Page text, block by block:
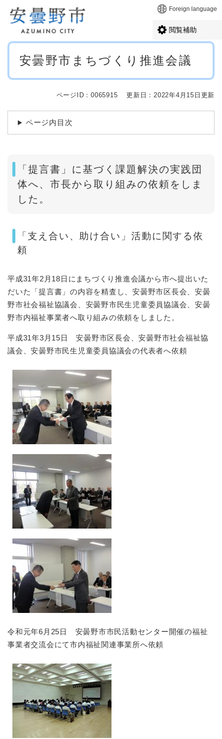
メニューを飛ばして本文へ Foreign language
閲覧補助
本
安曇野市まちづくり推進会議
ページID：0065915 更新日：2022年4月15日更新
ページ内目次
「提言書」に基づく課題解決の実践団
体へ、市長から取り組みの依頼をしま
した。
「支え合い、助け合い」活動に関する依
頼
平成31年2月18日にまちづくり推進会議から市へ提出いた
だいた「提言書」の内容を精査し、安曇野市区長会、安曇
野市社会福祉協議会、安曇野市民生児童委員協議会、安曇
野市内福祉事業者へ取り組みの依頼をしました。
平成31年3月15日 安曇野市区長会、安曇野市社会福祉協
議会、安曇野市民生児童委員協議会の代表者へ依頼
令和元年6月25日 安曇野市市民活動センター開催の福祉
事業者交流会にて市内福祉関連事業所へ依頼